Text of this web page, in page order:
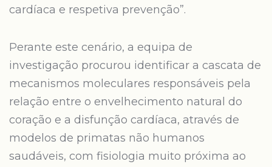
cardíaca e respetiva prevenção”.
Perante este cenário, a equipa de
investigação procurou identificar a cascata de
mecanismos moleculares responsáveis pela
relação entre o envelhecimento natural do
coração e a disfunção cardíaca, através de
modelos de primatas não humanos
saudáveis, com fisiologia muito próxima ao